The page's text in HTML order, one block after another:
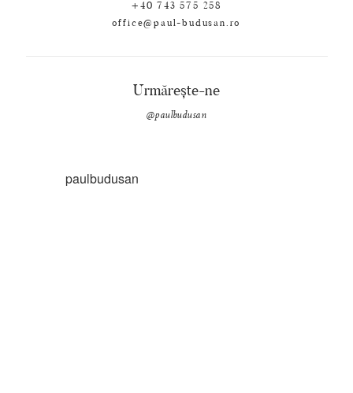
+40 743 575 258
office@paul-budusan.ro
Urmărește-ne
@paulbudusan
paulbudusan